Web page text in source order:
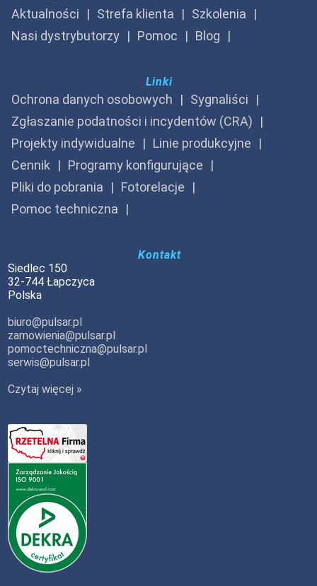
Aktualności
Strefa klienta
Szkolenia
Nasi dystrybutorzy
Pomoc Blog
Linki
Ochrona danych osobowych
Sygnaliści
Zgłaszanie podatności i incydentów (CRA)
Projekty indywidualne
Linie produkcyjne
Cennik
Programy konfigurujące
Pliki do pobrania
Fotorelacje
Pomoc techniczna
Kontakt
Siedlec 150
32-744 Łapczyca
Polska
biuro@pulsar.pl
zamowienia@pulsar.pl
pomoctechniczna@pulsar.pl
serwis@pulsar.pl
Czytaj więcej »